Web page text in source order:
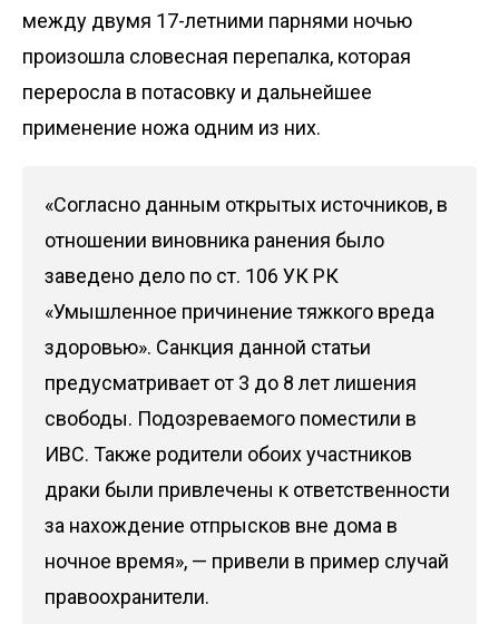
между двумя 17-летними парнями ночью
произошла словесная перепалка, которая
переросла в потасовку и дальнейшее
применение ножа одним из них.
«Согласно данным открытых источников, в
отношении виновника ранения было
заведено дело по ст. 106 УК РК
«Умышленное причинение тяжкого вреда
здоровью». Санкция данной статьи
предусматривает от 3 до 8 лет лишения
свободы. Подозреваемого поместили в
ИВС. Также родители обоих участников
драки были привлечены к ответственности
за нахождение отпрысков вне дома в
ночное время», — привели в пример случай
правоохранители.